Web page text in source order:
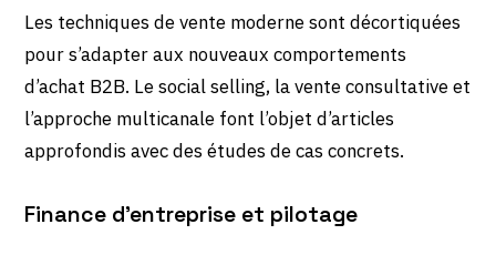
Les techniques de vente moderne sont décortiquées
pour s’adapter aux nouveaux comportements
d’achat B2B. Le social selling, la vente consultative et
l’approche multicanale font l’objet d’articles
approfondis avec des études de cas concrets.
Finance d’entreprise et pilotage